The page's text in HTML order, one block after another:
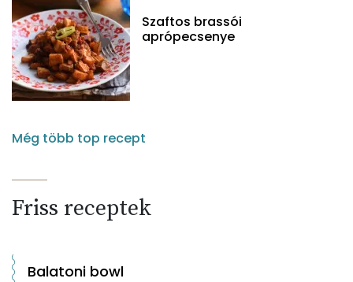
Szaftos brassói
aprópecsenye
Még több top recept
Friss receptek
Balatoni bowl